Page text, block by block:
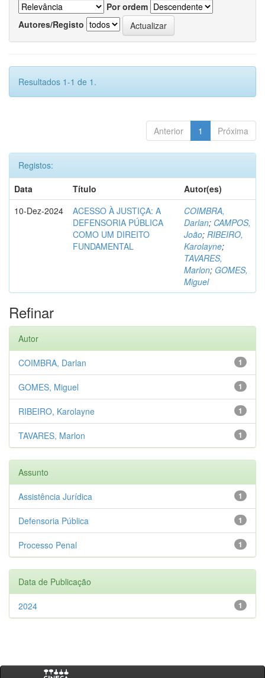
Por ordem
Autores/Registo
Resultados 1-1 de 1.
Anterior 1 Próxima
Registos:
Data
Título
Autor(es)
10-Dez-2024
ACESSO À JUSTIÇA: A
DEFENSORIA PÚBLICA
COMO UM DIREITO
FUNDAMENTAL
COIMBRA,
Darlan; CAMPOS,
João; RIBEIRO,
Karolayne;
TAVARES,
Marlon; GOMES,
Miguel
Refinar
Autor
1
COIMBRA, Darlan
1
GOMES, Miguel
1
RIBEIRO, Karolayne
1
TAVARES, Marlon
Assunto
1
Assistência Jurídica
1
Defensoria Pública
1
Processo Penal
Data de Publicação
1
2024